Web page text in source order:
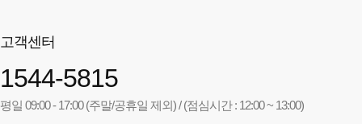
고객센터
1544-5815
평일 09:00 - 17:00 (주말/공휴일 제외) / (점심시간 : 12:00 ~ 13:00)